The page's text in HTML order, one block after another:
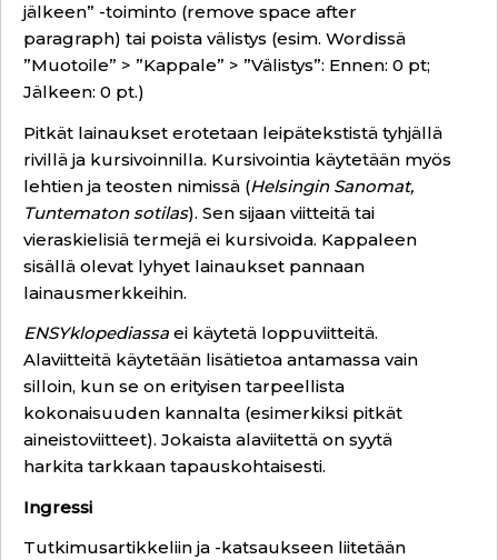
jälkeen” -toiminto (remove space after
paragraph) tai poista välistys (esim. Wordissä
”Muotoile” > ”Kappale” > ”Välistys”: Ennen: 0 pt;
Jälkeen: 0 pt.)
Pitkät lainaukset erotetaan leipätekstistä tyhjällä
rivillä ja kursivoinnilla. Kursivointia käytetään myös
lehtien ja teosten nimissä (Helsingin Sanomat,
Tuntematon sotilas). Sen sijaan viitteitä tai
vieraskielisiä termejä ei kursivoida. Kappaleen
sisällä olevat lyhyet lainaukset pannaan
lainausmerkkeihin.
ENSYklopediassa ei käytetä loppuviitteitä.
Alaviitteitä käytetään lisätietoa antamassa vain
silloin, kun se on erityisen tarpeellista
kokonaisuuden kannalta (esimerkiksi pitkät
aineistoviitteet). Jokaista alaviitettä on syytä
harkita tarkkaan tapauskohtaisesti.
Ingressi
Tutkimusartikkeliin ja -katsaukseen liitetään